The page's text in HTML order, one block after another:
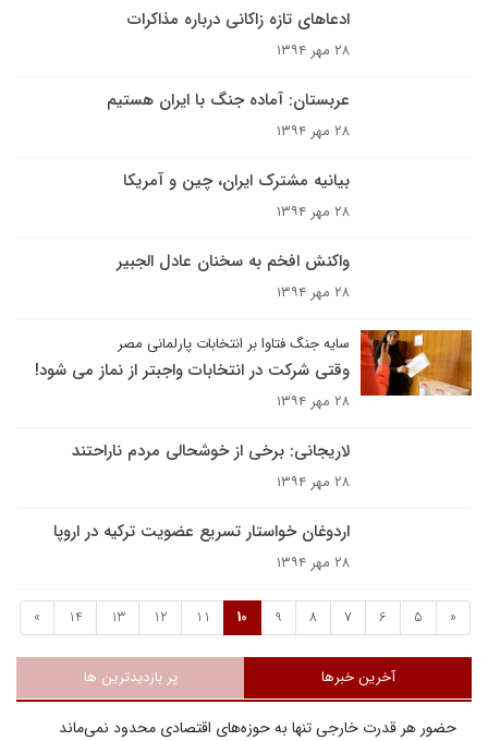
ادعاهای تازه زاکانی درباره مذاکرات
۲۸ مهر ۱۳۹۴
عربستان: آماده جنگ با ایران هستیم
۲۸ مهر ۱۳۹۴
بیانیه مشترک ایران، چین و آمریکا
۲۸ مهر ۱۳۹۴
واکنش افخم به سخنان عادل الجبیر
۲۸ مهر ۱۳۹۴
سایه جنگ فتاوا بر انتخابات پارلمانی مصر
وقتی شرکت در انتخابات واجبتر از نماز می شود!
۲۸ مهر ۱۳۹۴
لاریجانی: برخی از خوشحالی مردم ناراحتند
۲۸ مهر ۱۳۹۴
اردوغان خواستار تسریع عضویت ترکیه در اروپا
۲۸ مهر ۱۳۹۴
«
5
6
7
8
9
10
11
12
13
14
»
آخرین خبرها پر بازدیدترین ها
حضور هر قدرت خارجی تنها به حوزه‌های اقتصادی محدود نمی‌ماند